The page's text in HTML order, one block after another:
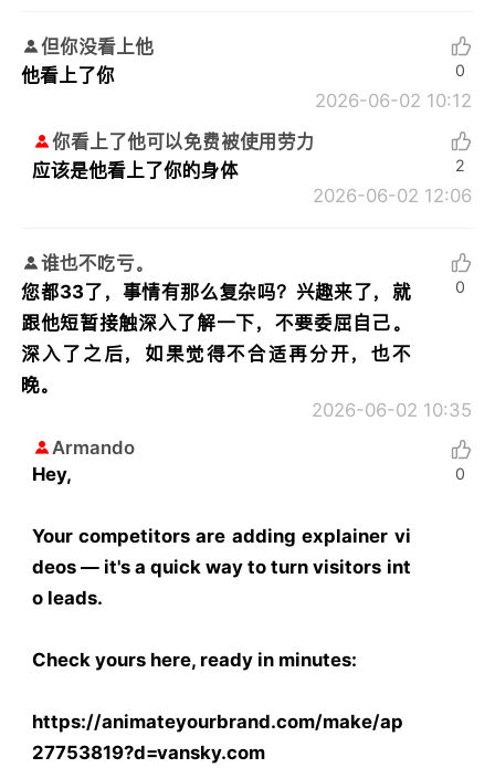
但你没看上他
他看上了你
2026-06-02 10:12
0
你看上了他可以免费被使用劳力
应该是他看上了你的身体
2026-06-02 12:06
2
谁也不吃亏。
您都33了，事情有那么复杂吗？兴趣来了，就
跟他短暂接触深入了解一下，不要委屈自己。
深入了之后，如果觉得不合适再分开，也不
晚。
2026-06-02 10:35
0
Armando
Hey,
Your competitors are adding explainer vi
deos — it's a quick way to turn visitors int
o leads.
Check yours here, ready in minutes:
https://animateyourbrand.com/make/ap
27753819?d=vansky.com
0